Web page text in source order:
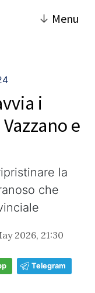
↓ Menu
i
e
la
che
2026, 21:30
Telegram